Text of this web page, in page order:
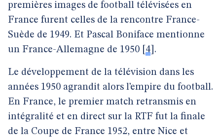
premières images de football télévisées en
France furent celles de la rencontre France-
Suède de 1949. Et Pascal Boniface mentionne
un France-Allemagne de 1950 4 .
Le développement de la télévision dans les
années 1950 agrandit alors l’empire du football.
En France, le premier match retransmis en
intégralité et en direct sur la RTF fut la finale
de la Coupe de France 1952, entre Nice et